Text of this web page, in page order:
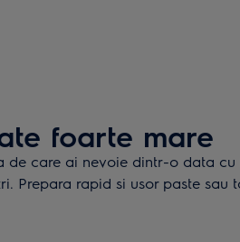
foarte mare
de care ai nevoie dintr-o data
Prepara rapid si usor paste sau